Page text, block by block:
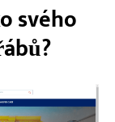
svého